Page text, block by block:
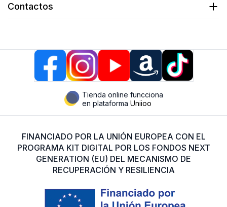
Contactos
Tienda online funcciona
en plataforma Uniioo
FINANCIADO POR LA UNIÓN EUROPEA CON EL
PROGRAMA KIT DIGITAL POR LOS FONDOS NEXT
GENERATION (EU) DEL MECANISMO DE
RECUPERACIÓN Y RESILIENCIA